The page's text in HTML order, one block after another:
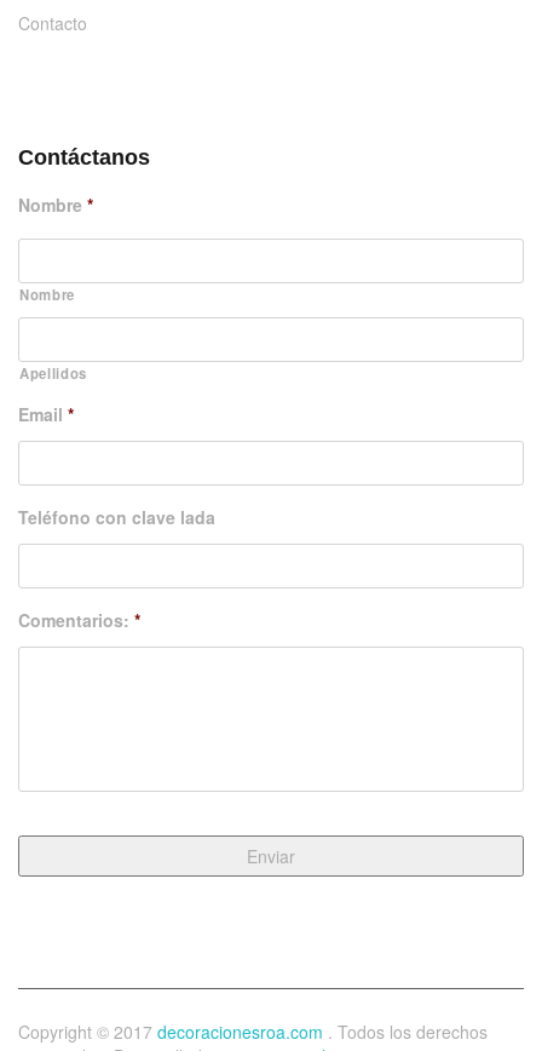
Contacto
Contáctanos
Nombre *
Nombre
Apellidos
Email *
Teléfono con clave lada
Comentarios: *
Copyright © 2017 decoracionesroa.com . Todos los derechos